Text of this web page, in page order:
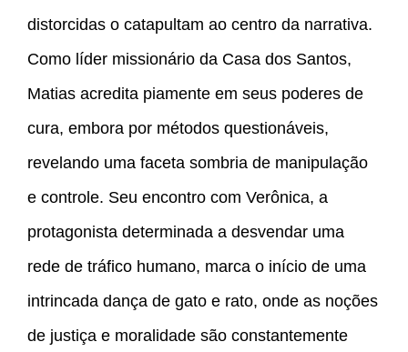
distorcidas o catapultam ao centro da narrativa.
Como líder missionário da Casa dos Santos,
Matias acredita piamente em seus poderes de
cura, embora por métodos questionáveis,
revelando uma faceta sombria de manipulação
e controle. Seu encontro com Verônica, a
protagonista determinada a desvendar uma
rede de tráfico humano, marca o início de uma
intrincada dança de gato e rato, onde as noções
de justiça e moralidade são constantemente